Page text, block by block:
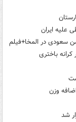
سعودی در المخا+فیلم
باختری
وزن
شد